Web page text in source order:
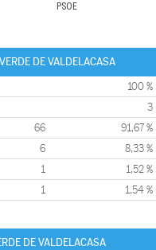
PSOE
DE VALDELACASA
100 %
3
66 91,67 %
6 8,33 %
1 1,52 %
1 1,54 %
DE VALDELACASA